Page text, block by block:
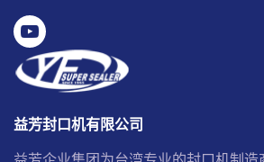
益芳封口机有限公司